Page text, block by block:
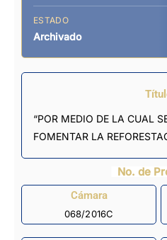
ESTADO
Archivado
“POR MEDIO DE LA CUAL
FOMENTAR LA
No. de
Cámara
068/2016C